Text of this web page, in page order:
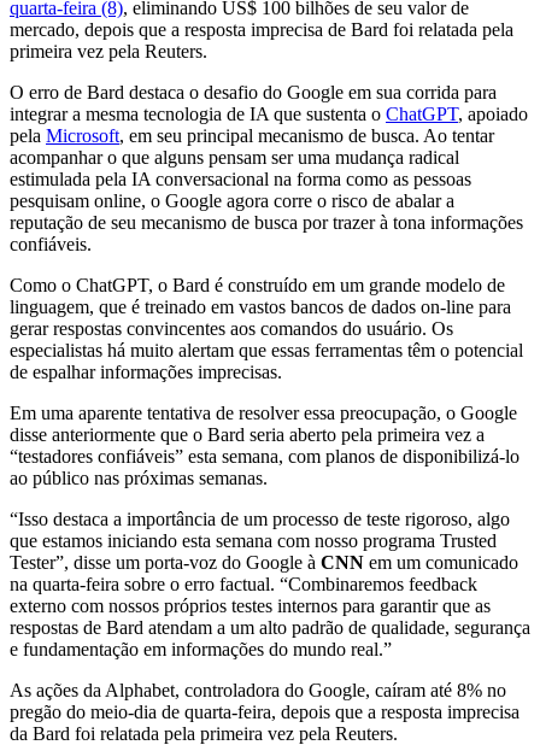
quarta-feira (8), eliminando US$ 100 bilhões de seu valor de
mercado, depois que a resposta imprecisa de Bard foi relatada pela
primeira vez pela Reuters.
O erro de Bard destaca o desafio do Google em sua corrida para
integrar a mesma tecnologia de IA que sustenta o ChatGPT, apoiado
pela Microsoft, em seu principal mecanismo de busca. Ao tentar
acompanhar o que alguns pensam ser uma mudança radical
estimulada pela IA conversacional na forma como as pessoas
pesquisam online, o Google agora corre o risco de abalar a
reputação de seu mecanismo de busca por trazer à tona informações
confiáveis.
Como o ChatGPT, o Bard é construído em um grande modelo de
linguagem, que é treinado em vastos bancos de dados on-line para
gerar respostas convincentes aos comandos do usuário. Os
especialistas há muito alertam que essas ferramentas têm o potencial
de espalhar informações imprecisas.
Em uma aparente tentativa de resolver essa preocupação, o Google
disse anteriormente que o Bard seria aberto pela primeira vez a
“testadores confiáveis” esta semana, com planos de disponibilizá-lo
ao público nas próximas semanas.
“Isso destaca a importância de um processo de teste rigoroso, algo
que estamos iniciando esta semana com nosso programa Trusted
Tester”, disse um porta-voz do Google à CNN em um comunicado
na quarta-feira sobre o erro factual. “Combinaremos feedback
externo com nossos próprios testes internos para garantir que as
respostas de Bard atendam a um alto padrão de qualidade, segurança
e fundamentação em informações do mundo real.”
As ações da Alphabet, controladora do Google, caíram até 8% no
pregão do meio-dia de quarta-feira, depois que a resposta imprecisa
da Bard foi relatada pela primeira vez pela Reuters.